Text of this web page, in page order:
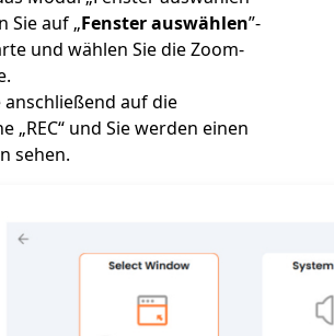
Sie auf „Fenster auswählen”-
und wählen Sie die Zoom-
anschließend auf die
„REC“ und Sie werden einen
sehen.